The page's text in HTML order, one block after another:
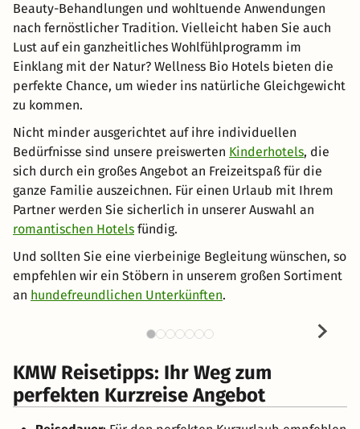
Beauty-Behandlungen und wohltuende Anwendungen
nach fernöstlicher Tradition. Vielleicht haben Sie auch
Lust auf ein ganzheitliches Wohlfühlprogramm im
Einklang mit der Natur? Wellness Bio Hotels bieten die
perfekte Chance, um wieder ins natürliche Gleichgewicht
zu kommen.
Nicht minder ausgerichtet auf ihre individuellen
Bedürfnisse sind unsere preiswerten Kinderhotels, die
sich durch ein großes Angebot an Freizeitspaß für die
ganze Familie auszeichnen. Für einen Urlaub mit Ihrem
Partner werden Sie sicherlich in unserer Auswahl an
romantischen Hotels fündig.
Und sollten Sie eine vierbeinige Begleitung wünschen, so
empfehlen wir ein Stöbern in unserem großen Sortiment
an hundefreundlichen Unterkünften.
KMW Reisetipps: Ihr Weg zum
perfekten Kurzreise Angebot